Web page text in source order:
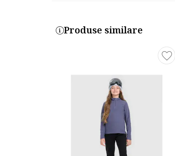
Produse similare